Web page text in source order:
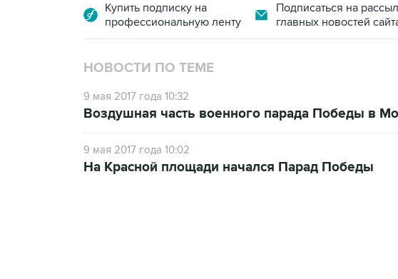
Купить подписку на
профессиональную ленту
Подписаться на
главных новостей
НОВОСТИ ПО ТЕМЕ
9 мая 2017 года 10:32
Воздушная часть военного парада Победы в
9 мая 2017 года 10:02
На Красной площади начался Парад Победы